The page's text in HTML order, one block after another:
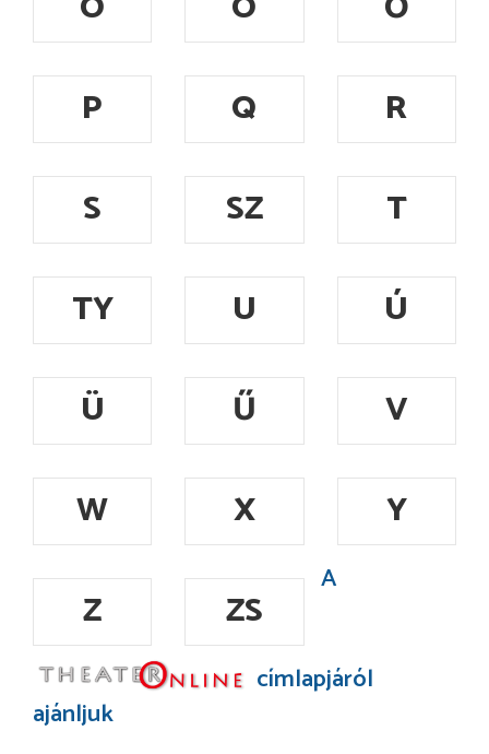
P
Q
R
S
SZ
T
TY
U
Ú
Ü
Ű
V
W
X
Y
Z
ZS
A
címlapjáról
ajánljuk